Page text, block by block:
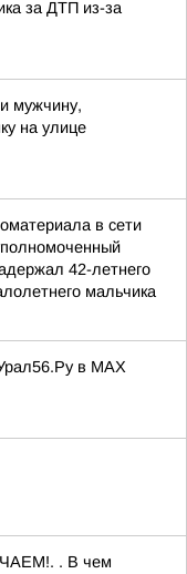
за ДТП из-за
мужчину,
на улице
в сети
42-летнего
мальчика
в МАХ
. В чем